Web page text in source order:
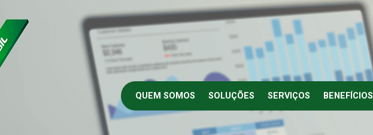
QUEM SOMOS SOLUÇÕES SERVIÇOS BENEFÍCIOS